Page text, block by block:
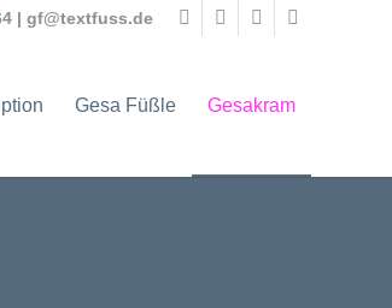
| gf@textfuss.de
Gesa Füßle Gesakram